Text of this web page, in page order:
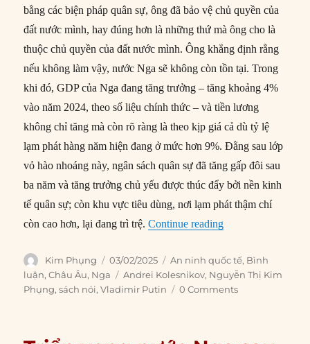
bằng các biện pháp quân sự, ông đã bảo vệ chủ quyền của
đất nước mình, hay đúng hơn là những thứ mà ông cho là
thuộc chủ quyền của đất nước mình. Ông khẳng định rằng
nếu không làm vậy, nước Nga sẽ không còn tồn tại. Trong
khi đó, GDP của Nga đang tăng trưởng – tăng khoảng 4%
vào năm 2024, theo số liệu chính thức – và tiền lương
không chỉ tăng mà còn rõ ràng là theo kịp giá cả dù tỷ lệ
lạm phát hàng năm hiện đang ở mức hơn 9%. Đằng sau lớp
vỏ hào nhoáng này, ngân sách quân sự đã tăng gấp đôi sau
ba năm và tăng trưởng chủ yếu được thúc đẩy bởi nền kinh
tế quân sự; còn khu vực tiêu dùng, nơi lạm phát thậm chí
còn cao hơn, lại đang trì trệ.Continue reading“Cuộc Chiến tranh
Author
Kim Phụng
Posted
on
03/02/2025 Categories
An ninh quốc tế, Bình
luận,Châu Âu, Nga Tags
Andrei Kolesnikov, Nguyễn Thị Kim
Phụng,sách nói,Vladimir Putin 0 Comments